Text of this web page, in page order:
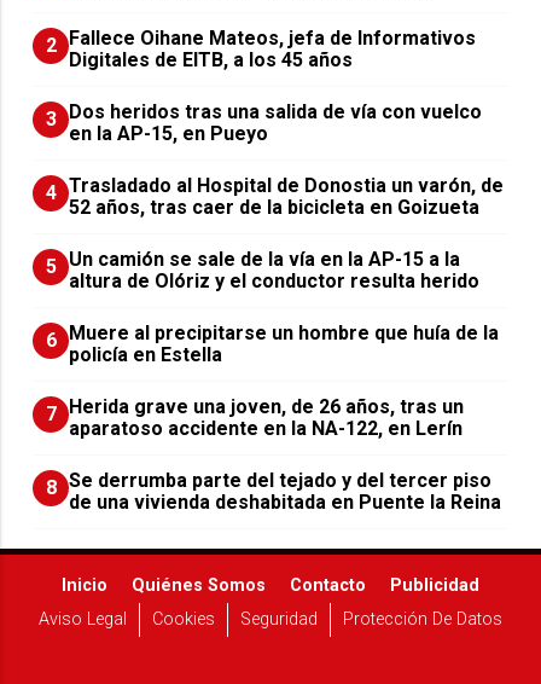
2
Fallece Oihane Mateos, jefa de Informativos
Digitales de EITB, a los 45 años
3
Dos heridos tras una salida de vía con vuelco
en la AP-15, en Pueyo
4 Trasladado al Hospital de Donostia un varón, de
52 años, tras caer de la bicicleta en Goizueta
5 Un camión se sale de la vía en la AP-15 a la
altura de Olóriz y el conductor resulta herido
6
Muere al precipitarse un hombre que huía de la
policía en Estella
7
Herida grave una joven, de 26 años, tras un
aparatoso accidente en la NA-122, en Lerín
8 Se derrumba parte del tejado y del tercer piso
de una vivienda deshabitada en Puente la Reina
Inicio Quiénes Somos Contacto
Publicidad
Aviso Legal
Cookies Seguridad Protección De Datos